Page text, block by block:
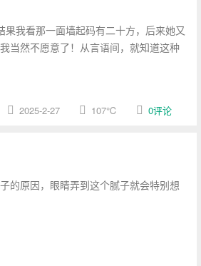
我看那一面墙起码有二十方，后来她又
当然不愿意了！从言语间，就知道这种
2025-2-27 107℃ 0评论
的原因，眼睛弄到这个腻子就会特别想